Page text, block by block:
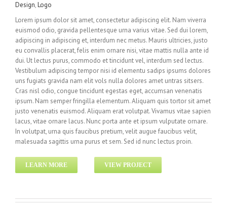
Design,Logo
Lorem ipsum dolor sit amet, consectetur adipiscing elit. Nam viverra
euismod odio, gravida pellentesque urna varius vitae. Sed dui lorem,
adipiscing in adipiscing et, interdum nec metus. Mauris ultricies, justo
eu convallis placerat, felis enim ornare nisi, vitae mattis nulla ante id
dui. Ut lectus purus, commodo et tincidunt vel, interdum sed lectus.
Vestibulum adipiscing tempor nisi id elementu sadips ipsums dolores
uns fugiats gravida nam elit vols nulla dolores amet untras sitsers.
Cras nisl odio, congue tincidunt egestas eget, accumsan venenatis
ipsum. Nam semper fringilla elementum. Aliquam quis tortor sit amet
justo venenatis euismod. Aliquam erat volutpat. Vivamus vitae sapien
lacus, vitae ornare lacus. Nunc porta ante et ipsum vulputate ornare.
In volutpat, urna quis faucibus pretium, velit augue faucibus velit,
malesuada sagittis urna purus et sem. Sed id nunc lectus proin.
LEARN MORE VIEW PROJECT